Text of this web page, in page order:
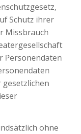
Schutz ihrer
Missbrauch
Personendaten
ohne